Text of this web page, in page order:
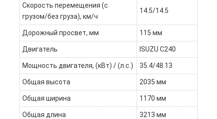
Скорость перемещения (с
грузом/без груза), км/ч
14.5/14.5
Дорожный просвет, мм 115 мм
Двигатель ISUZU C240
Мощность двигателя, (кВт) / (л.с.) 35.4/48.13
Общая высота 2035 мм
Общая ширина 1170 мм
Общая длина 3213 мм